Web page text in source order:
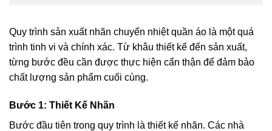
Quy trình sản xuất nhãn chuyển nhiệt quần áo là một quá
trình tinh vi và chính xác. Từ khâu thiết kế đến sản xuất,
từng bước đều cần được thực hiện cẩn thận để đảm bảo
chất lượng sản phẩm cuối cùng.
Bước 1: Thiết Kế Nhãn
Bước đầu tiên trong quy trình là thiết kế nhãn. Các nhà